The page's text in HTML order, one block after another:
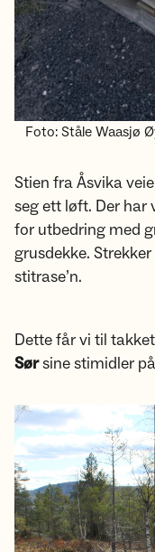
Foto: Ståle Waasjø
Stien fra Åsvika
seg ett løft. Der har
for utbedring med
grusdekke.
stitrase’n.
Dette får vi til
Sørsine stimidler